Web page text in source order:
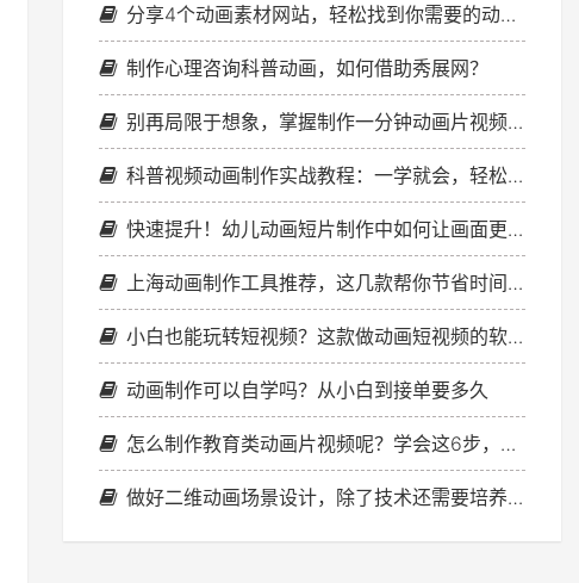
分享4个动画素材网站，轻松找到你需要的动画资源
制作心理咨询科普动画，如何借助秀展网？
别再局限于想象，掌握制作一分钟动画片视频的秘诀！
科普视频动画制作实战教程：一学就会，轻松创作科普佳作
快速提升！幼儿动画短片制作中如何让画面更有童趣感
上海动画制作工具推荐，这几款帮你节省时间成本
小白也能玩转短视频？这款做动画短视频的软件太绝了！
动画制作可以自学吗？从小白到接单要多久
怎么制作教育类动画片视频呢？学会这6步，零基础也能轻松上手！
做好二维动画场景设计，除了技术还需要培养哪些素养？